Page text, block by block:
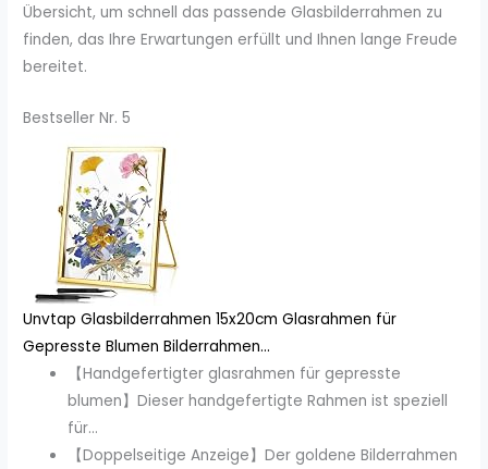
Übersicht, um schnell das passende Glasbilderrahmen zu
finden, das Ihre Erwartungen erfüllt und Ihnen lange Freude
bereitet.
Bestseller Nr. 5
Unvtap Glasbilderrahmen 15x20cm Glasrahmen für
Gepresste Blumen Bilderrahmen...
【Handgefertigter glasrahmen für gepresste
blumen】Dieser handgefertigte Rahmen ist speziell
für...
【Doppelseitige Anzeige】Der goldene Bilderrahmen